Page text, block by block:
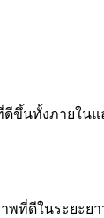
นทั้งภายใน
ที่ดีในระยะ